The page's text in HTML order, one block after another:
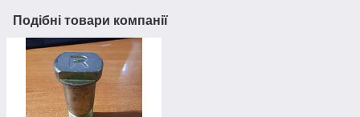
Подібні товари компанії